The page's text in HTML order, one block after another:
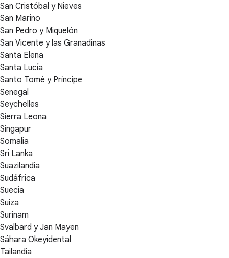
San Cristóbal y Nieves
San Marino
San Pedro y Miquelón
San Vicente y las Granadinas
Santa Elena
Santa Lucía
Santo Tomé y Príncipe
Senegal
Seychelles
Sierra Leona
Singapur
Somalia
Sri Lanka
Suazilandia
Sudáfrica
Suecia
Suiza
Surinam
Svalbard y Jan Mayen
Sáhara Okeyidental
Tailandia